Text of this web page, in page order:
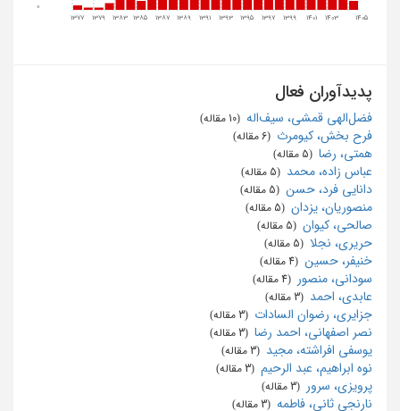
1377 1379 1383 1385 1387 1389 1391 1393 1395 1397 1399 1401 1403 1405
پدیدآوران فعال
فضل‌الهی قمشی، سیف‌اله
فرح ‌بخش، کیومرث
همتی، رضا
عباس زاده، محمد
دانایی فرد، حسن
منصوریان، یزدان
صالحی، کیوان
حریری، نجلا
خنیفر، حسین
سودانی، منصور
عابدی، احمد
جزایری، رضوان السادات
نصر اصفهانی، احمد رضا
یوسفی افراشته، مجید
نوه ابراهیم، عبد الرحیم
پرویزی، سرور
نارنجی ثانی، فاطمه